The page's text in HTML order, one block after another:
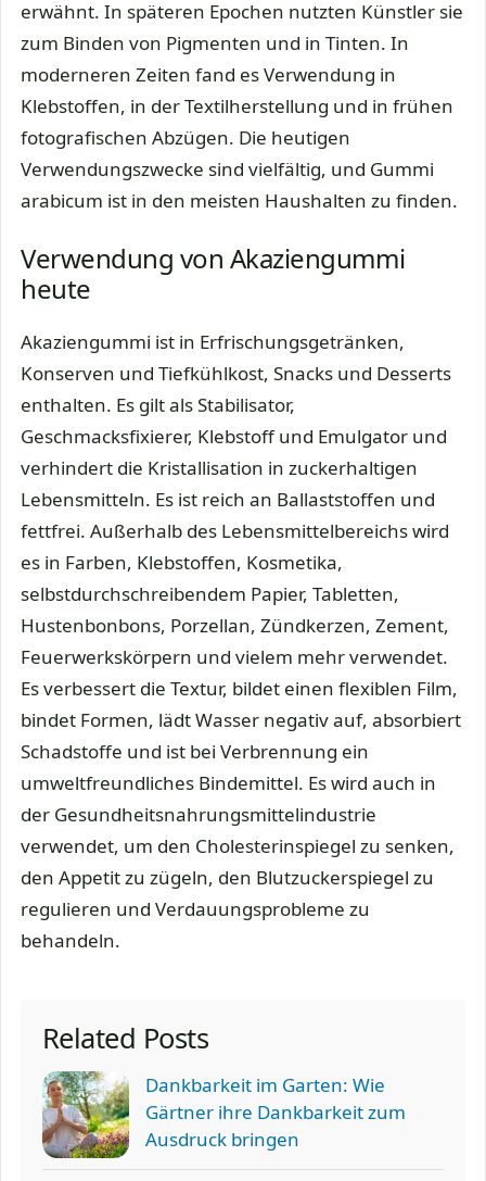
erwähnt. In späteren Epochen nutzten Künstler sie
zum Binden von Pigmenten und in Tinten. In
moderneren Zeiten fand es Verwendung in
Klebstoffen, in der Textilherstellung und in frühen
fotografischen Abzügen. Die heutigen
Verwendungszwecke sind vielfältig, und Gummi
arabicum ist in den meisten Haushalten zu finden.
Verwendung von Akaziengummi
heute
Akaziengummi ist in Erfrischungsgetränken,
Konserven und Tiefkühlkost, Snacks und Desserts
enthalten. Es gilt als Stabilisator,
Geschmacksfixierer, Klebstoff und Emulgator und
verhindert die Kristallisation in zuckerhaltigen
Lebensmitteln. Es ist reich an Ballaststoffen und
fettfrei. Außerhalb des Lebensmittelbereichs wird
es in Farben, Klebstoffen, Kosmetika,
selbstdurchschreibendem Papier, Tabletten,
Hustenbonbons, Porzellan, Zündkerzen, Zement,
Feuerwerkskörpern und vielem mehr verwendet.
Es verbessert die Textur, bildet einen flexiblen Film,
bindet Formen, lädt Wasser negativ auf, absorbiert
Schadstoffe und ist bei Verbrennung ein
umweltfreundliches Bindemittel. Es wird auch in
der Gesundheitsnahrungsmittelindustrie
verwendet, um den Cholesterinspiegel zu senken,
den Appetit zu zügeln, den Blutzuckerspiegel zu
regulieren und Verdauungsprobleme zu
behandeln.
Related Posts
Dankbarkeit im Garten: Wie
Gärtner ihre Dankbarkeit zum
Ausdruck bringen